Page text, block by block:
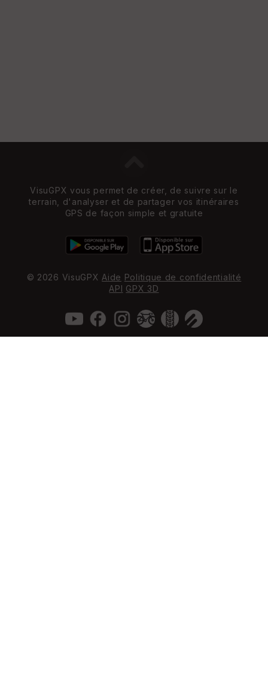
VisuGPX vous permet de créer, de suivre sur le
terrain, d'analyser et de partager vos itinéraires
GPS de façon simple et gratuite
© 2026 VisuGPX Aide Politique de confidentialité
API GPX 3D